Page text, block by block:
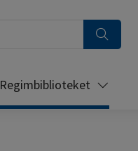
Regimbiblioteket